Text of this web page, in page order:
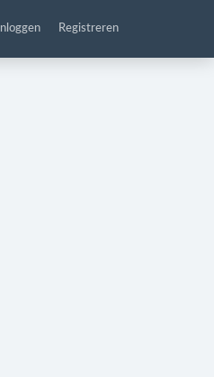
Inloggen Registreren